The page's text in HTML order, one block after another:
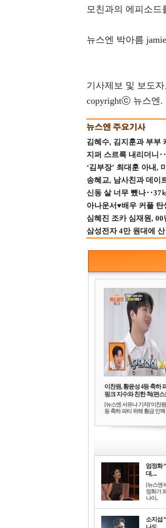
모친과의 에피소드
뉴스엔 박아름
기사제보 및 보도자
copyrightⓒ 뉴스엔.
김혜수, 김지훈과 부부
지퍼 스르륵 내리더니
‘김부장’ 최대훈 아내,
송혜교, 남사친과 데이
신동 살 너무 뺐나‥37
아나운서♥배우 커플
심혜진 조카 심재원,
삼성전자 4만 원대에
이찬원, 황윤성 4등 축하
핑크 지수와 친한 척(편
[뉴스엔 서유나 기자]'이찬
등 축하 파티 위해 황금 인맥
엄정화
대, ...
[뉴스엔
정화가
나이..
소지섭